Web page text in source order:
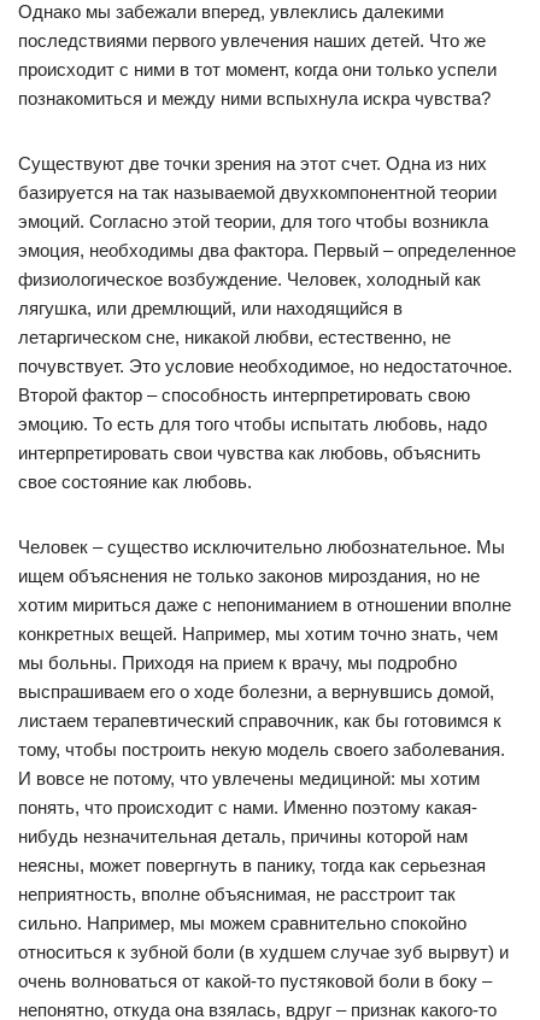
Однако мы забежали вперед, увлеклись далекими
последствиями первого увлечения наших детей. Что же
происходит с ними в тот момент, когда они только успели
познакомиться и между ними вспыхнула искра чувства?
Существуют две точки зрения на этот счет. Одна из них
базируется на так называемой двухкомпонентной теории
эмоций. Согласно этой теории, для того чтобы возникла
эмоция, необходимы два фактора. Первый – определенное
физиологическое возбуждение. Человек, холодный как
лягушка, или дремлющий, или находящийся в
летаргическом сне, никакой любви, естественно, не
почувствует. Это условие необходимое, но недостаточное.
Второй фактор – способность интерпретировать свою
эмоцию. То есть для того чтобы испытать любовь, надо
интерпретировать свои чувства как любовь, объяснить
свое состояние как любовь.
Человек – существо исключительно любознательное. Мы
ищем объяснения не только законов мироздания, но не
хотим мириться даже с непониманием в отношении вполне
конкретных вещей. Например, мы хотим точно знать, чем
мы больны. Приходя на прием к врачу, мы подробно
выспрашиваем его о ходе болезни, а вернувшись домой,
листаем терапевтический справочник, как бы готовимся к
тому, чтобы построить некую модель своего заболевания.
И вовсе не потому, что увлечены медициной: мы хотим
понять, что происходит с нами. Именно поэтому какая-
нибудь незначительная деталь, причины которой нам
неясны, может повергнуть в панику, тогда как серьезная
неприятность, вполне объяснимая, не расстроит так
сильно. Например, мы можем сравнительно спокойно
относиться к зубной боли (в худшем случае зуб вырвут) и
очень волноваться от какой-то пустяковой боли в боку –
непонятно, откуда она взялась, вдруг – признак какого-то